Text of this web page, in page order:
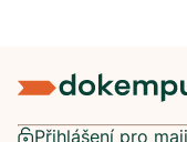
Přihlášení pro